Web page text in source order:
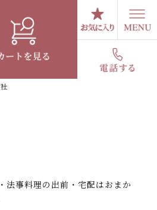
ッフブログ
法事料理の出前・宅配はおまか